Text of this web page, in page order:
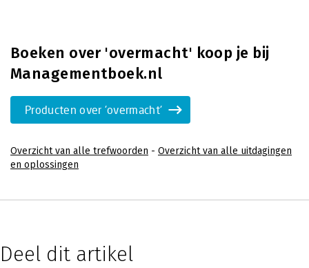
Boeken over 'overmacht' koop je bij
Managementboek.nl
Producten over 'overmacht'
Overzicht van alle trefwoorden - Overzicht van alle uitdagingen
en oplossingen
Deel dit artikel